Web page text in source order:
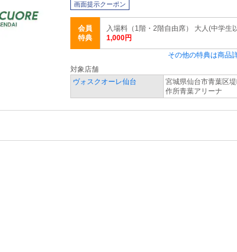
画面提示クーポン
会員
特典
入場料（1階・2階自由席） 大人(中学生
1,000円
その他の特典は商品
対象店舗
ヴォスクオーレ仙台
宮城県仙台市青葉区
作所青葉アリーナ